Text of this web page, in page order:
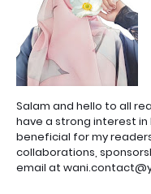
Salam and hello to all
have a strong interest
beneficial for my
collaborations,
email at